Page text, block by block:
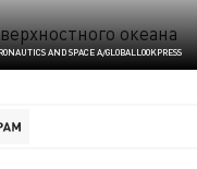
AND SPACE A/GLOBALLOOKPRESS